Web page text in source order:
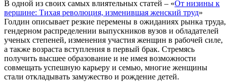
В одной из своих самых влиятельных статей – «От низины к
вершине: Тихая революция, изменившая женский труд»
Голдин описывает резкие перемены в ожиданиях рынка труда,
гендерном распределении выпускников вузов и обладателей
ученых степеней, изменения участия женщин в рабочей силе,
а также возраста вступления в первый брак. Стремясь
получить высшее образование и не имея возможности
совмещать успешную карьеру и семью, многие женщины
стали откладывать замужество и рождение детей.